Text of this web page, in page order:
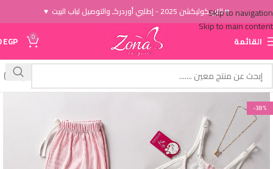
Skip to navigation
Skip to main content
♥ الاَن كوليكشن 2025 - إطلبي أوردركـ والتوصيل لباب البيت ♥
القائمة 0
EGP
-38%